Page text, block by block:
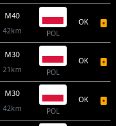
M40
42km
POL
OK
M30
21km
POL
OK
M30
42km
POL
OK